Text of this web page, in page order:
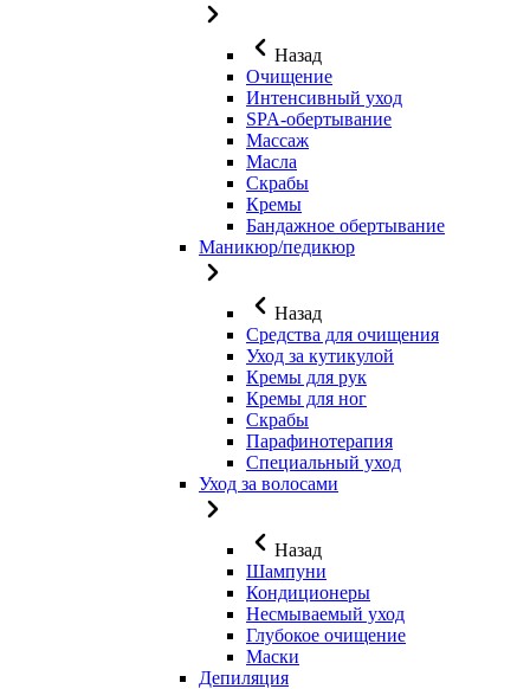
Назад
Очищение
Интенсивный уход
SPA-обертывание
Массаж
Масла
Скрабы
Кремы
Бандажное обертывание
Маникюр/педикюр
Назад
Средства для очищения
Уход за кутикулой
Кремы для рук
Кремы для ног
Скрабы
Парафинотерапия
Специальный уход
Уход за волосами
Назад
Шампуни
Кондиционеры
Несмываемый уход
Глубокое очищение
Маски
Депиляция